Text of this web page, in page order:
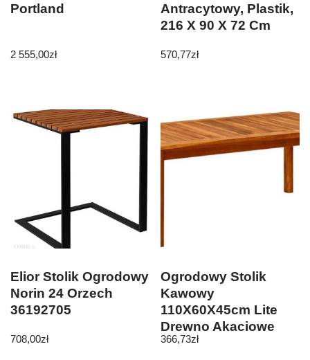
Portland
2 555,00zł
Antracytowy, Plastik,
216 X 90 X 72 Cm
570,77zł
Elior Stolik Ogrodowy
Norin 24 Orzech
36192705
708,00zł
Ogrodowy Stolik
Kawowy
110X60X45cm Lite
Drewno Akacjowe
366,73zł